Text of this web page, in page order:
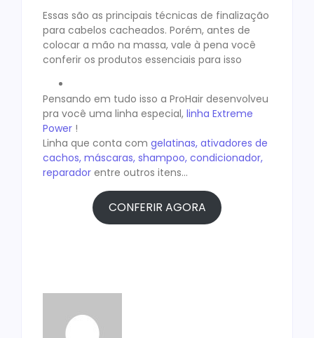
Essas são as principais técnicas de finalização
para cabelos cacheados. Porém, antes de
colocar a mão na massa, vale à pena você
conferir os produtos essenciais para isso
Pensando em tudo isso a ProHair desenvolveu
pra você uma linha especial, linha Extreme
Power !
Linha que conta com gelatinas, ativadores de
cachos, máscaras, shampoo, condicionador,
reparador entre outros itens…
CONFERIR AGORA